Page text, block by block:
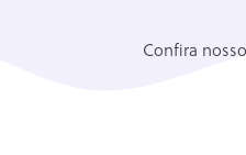
Confira